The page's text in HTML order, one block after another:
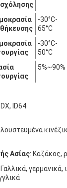
-30°C-
65°C
-30°C-
50°C
5%~90%
ID64
Ασίας: Καζάκος,
Γαλλικά,